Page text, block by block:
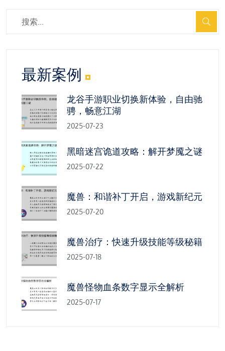
最新案例
龙谷手游职业切换新体验，自由驰
骋，畅意江湖
2025-07-23
黑暗迷宫诡道攻略：解开梦魇之谜
2025-07-22
魔兽：和谐补丁开启，游戏新纪元
2025-07-20
魔兽治疗：快速升级技能等级秘籍
2025-07-18
魔兽怪物血条数字显示全解析
2025-07-17